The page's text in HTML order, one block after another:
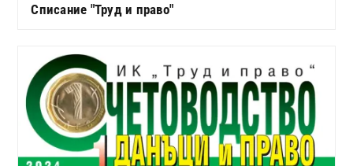
Списание "Труд и право"